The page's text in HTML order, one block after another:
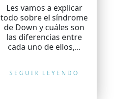
Les vamos a explicar
todo sobre el síndrome
de Down y cuáles son
las diferencias entre
cada uno de ellos,...
SEGUIR LEYENDO